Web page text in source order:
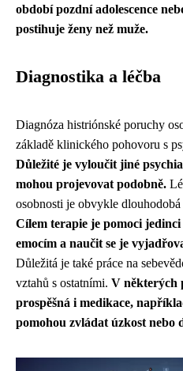
období pozdní adolescence
postihuje ženy než muže.
Diagnostika a léčba
Diagnóza histriónské poruchy
základě klinického pohovoru s
Důležité je vyloučit jiné
mohou projevovat podobně.
osobnosti je obvykle
Cílem terapie je pomoci
emocím a naučit se je
Důležitá je také práce na
vztahů s ostatními. V některých
prospěšná i medikace,
pomohou zvládat úzkost nebo